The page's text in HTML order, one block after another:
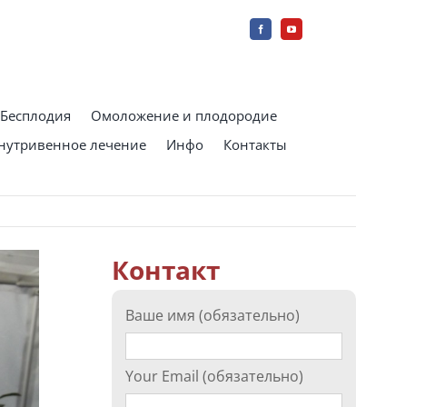
Омоложение и плодородие
лечение
Инфо Контакты
Контакт
Ваше имя (обязательно)
Your Email (обязательно)